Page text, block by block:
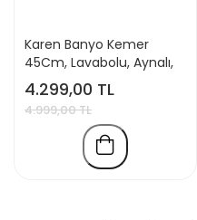
Karen Banyo Kemer
45Cm, Lavabolu, Aynalı,
Banyo Dolabı, Mat
Antrasit, Lavabo Dahil
4.299,00 TL
4.999,00 TL